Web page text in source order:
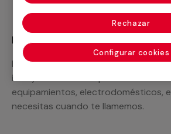
Recuerda que en MULTIMAP
Podemos ofrecer cualquier servicio
incluyendo todo lo que necesites:
equipamientos, electrodomésticos,
necesitas cuando te llamemos.
Configurar cookies
Rechazar